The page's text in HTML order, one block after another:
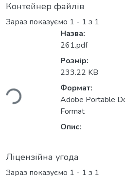
Контейнер файлів
Зараз показуємо 1 - 1 з 1
Назва:
261.pdf
Розмір:
233.22 KB
Формат:
Adobe Portable
Format
Опис:
Ліцензійна угода
Зараз показуємо 1 - 1 з 1